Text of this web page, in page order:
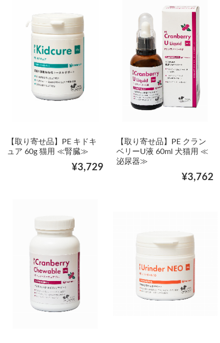
【取り寄せ品】PE キドキ
ュア 60g 猫用 ≪腎臓≫
¥3,729
【取り寄せ品】PE クラン
ベリーU液 60ml 犬猫用 ≪
泌尿器≫
¥3,762